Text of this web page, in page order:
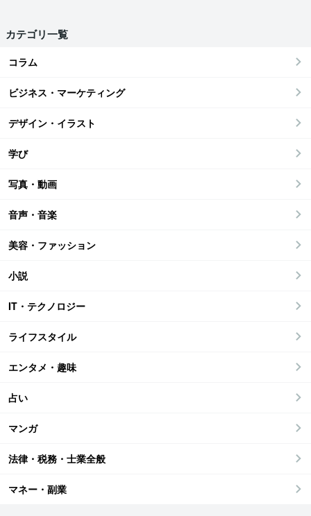
カテゴリ一覧
コラム
ビジネス・マーケティング
デザイン・イラスト
学び
写真・動画
音声・音楽
美容・ファッション
小説
IT・テクノロジー
ライフスタイル
エンタメ・趣味
占い
マンガ
法律・税務・士業全般
マネー・副業